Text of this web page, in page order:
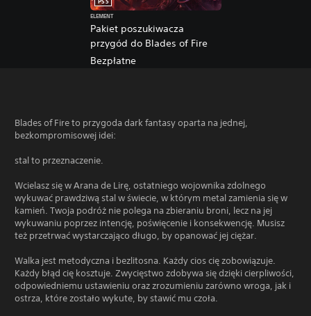
Pakiet poszukiwacza
przygód do Blades of Fire
PS5
ELEMENT
Bezpłatne
Blades of Fire to przygoda dark fantasy oparta na jednej,
bezkompromisowej idei:
stal to przeznaczenie.
Wcielasz się w Arana de Lirę, ostatniego wojownika zdolnego
wykuwać prawdziwą stal w świecie, w którym metal zamienia się w
kamień. Twoja podróż nie polega na zbieraniu broni, lecz na jej
wykuwaniu poprzez intencję, poświęcenie i konsekwencję. Musisz
też przetrwać wystarczająco długo, by opanować jej ciężar.
Walka jest metodyczna i bezlitosna. Każdy cios cię zobowiązuje.
Każdy błąd cię kosztuje. Zwycięstwo zdobywa się dzięki cierpliwości,
odpowiedniemu ustawieniu oraz zrozumieniu zarówno wroga, jak i
ostrza, które zostało wykute, by stawić mu czoła.